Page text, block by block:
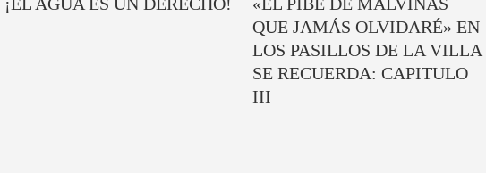
¡EL AGUA ES UN DERECHO!
«EL PIBE DE MALVINAS
QUE JAMÁS OLVIDARÉ» EN
LOS PASILLOS DE LA VILLA
SE RECUERDA: CAPITULO
III